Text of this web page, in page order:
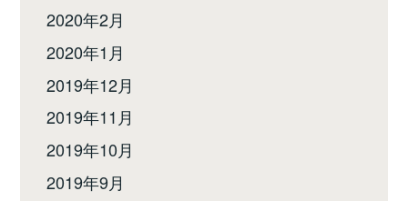
2020年2月
2020年1月
2019年12月
2019年11月
2019年10月
2019年9月